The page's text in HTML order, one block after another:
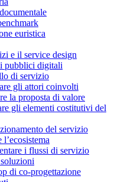
euristica
e il service design
pubblici digitali
di servizio
gli attori coinvolti
la proposta di valore
gli elementi costitutivi del
del servizio
i flussi di servizio
di co-progettazione